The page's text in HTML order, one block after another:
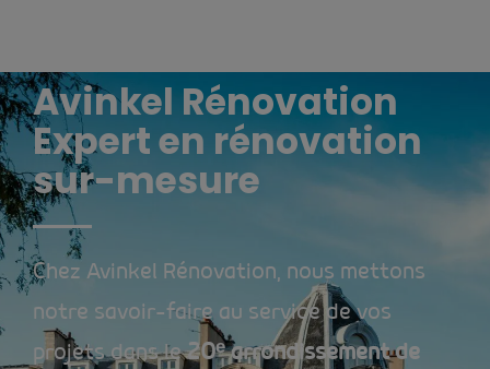
Avinkel Rénovation
Expert en rénovation
sur-mesure
Chez Avinkel Rénovation, nous mettons
notre savoir-faire au service de vos
projets dans le20ᵉarrondissement de